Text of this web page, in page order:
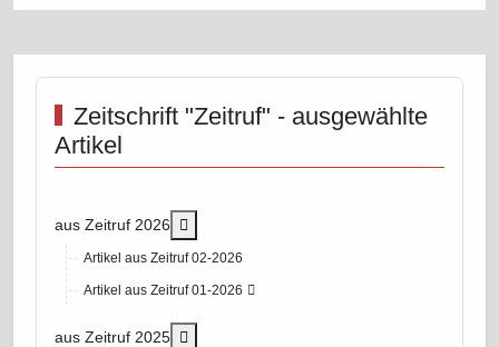
Zeitschrift "Zeitruf" - ausgewählte
Artikel
aus Zeitruf 2026
Artikel aus Zeitruf 02-2026
Artikel aus Zeitruf 01-2026
aus Zeitruf 2025